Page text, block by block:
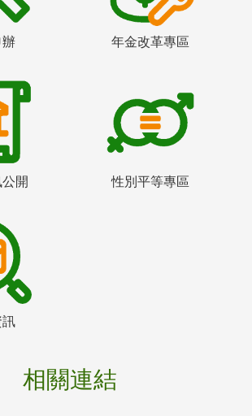
辦 年金改革專區
開 性別平等專區
訊
相關連結